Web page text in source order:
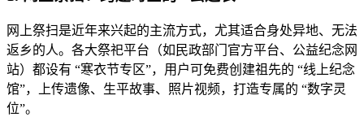
网上祭扫是近年来兴起的主流方式，尤其适合身处异地、无法
返乡的人。各大祭祀平台（如民政部门官方平台、公益纪念网
站）都设有 “寒衣节专区”，用户可免费创建祖先的 “线上纪念
馆”，上传遗像、生平故事、照片视频，打造专属的 “数字灵
位”。